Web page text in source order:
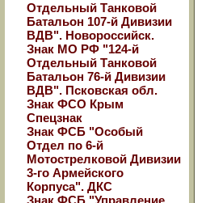
Отдельный Танковой
Батальон 107-й Дивизии
ВДВ". Новороссийск.
Знак МО РФ "124-й
Отдельный Танковой
Батальон 76-й Дивизии
ВДВ". Псковская обл.
Знак ФСО Крым
Спецзнак
Знак ФСБ "Особый
Отдел по 6-й
Мотострелковой Дивизии
3-го Армейского
Корпуса". ДКС
Знак ФСБ "Управление